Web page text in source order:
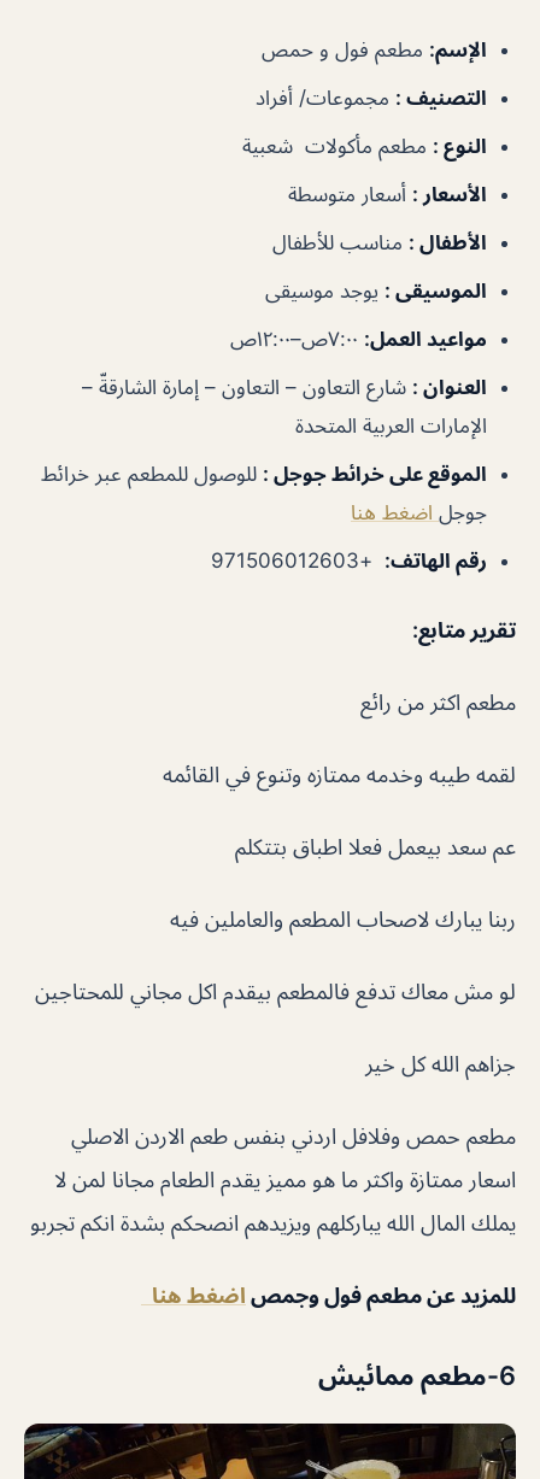
الإسم: مطعم فول و حمص
التصنيف : مجموعات/ أفراد
النوع : مطعم مأكولات شعبية
الأسعار : أسعار متوسطة
الأطفال : مناسب للأطفال
الموسيقى : يوجد موسيقى
مواعيد العمل: ٧:٠٠ص–١٢:٠٠ص
العنوان : شارع التعاون – التعاون – إمارة الشارقةّ –
الإمارات العربية المتحدة
الموقع على خرائط جوجل : للوصول للمطعم عبر خرائط
جوجل اضغط هنا
رقم الهاتف:
+971506012603
تقرير متابع:
مطعم اكثر من رائع
لقمه طيبه وخدمه ممتازه وتنوع في القائمه
عم سعد بيعمل فعلا اطباق بتتكلم
ربنا يبارك لاصحاب المطعم والعاملين فيه
لو مش معاك تدفع فالمطعم بيقدم اكل مجاني للمحتاجين
جزاهم الله كل خير
مطعم حمص وفلافل اردني بنفس طعم الاردن الاصلي
اسعار ممتازة واكثر ما هو مميز يقدم الطعام مجانا لمن لا
يملك المال الله يباركلهم ويزيدهم انصحكم بشدة انكم تجربو
للمزيد عن مطعم فول وجمص اضغط هنا
6-مطعم ممائيش